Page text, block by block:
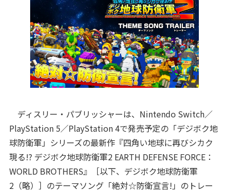
ディスリー・パブリッシャーは、Nintendo Switch／
PlayStation 5／PlayStation 4で発売予定の「デジボク地
球防衛軍」シリーズの最新作『四角い地球に再びシカク
現る!? デジボク地球防衛軍2 EARTH DEFENSE FORCE：
WORLD BROTHERS』［以下、デジボク地球防衛軍
2（略）］のテーマソング「絶対☆防衛宣言!」のトレー